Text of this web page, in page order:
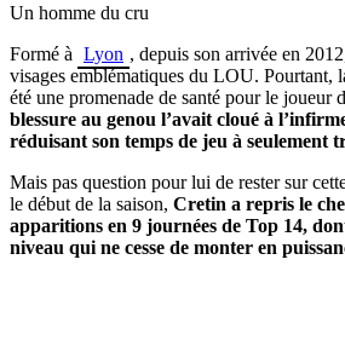
Un homme du cru
Formé à Lyon , depuis son arrivée en
visages emblématiques du LOU. Pourtant,
été une promenade de santé pour le joueur
blessure au genou l’avait cloué à
réduisant son temps de jeu à seulement
Mais pas question pour lui de rester sur
le début de la saison, Cretin a repris le
apparitions en 9 journées de Top 14,
niveau qui ne cesse de monter en